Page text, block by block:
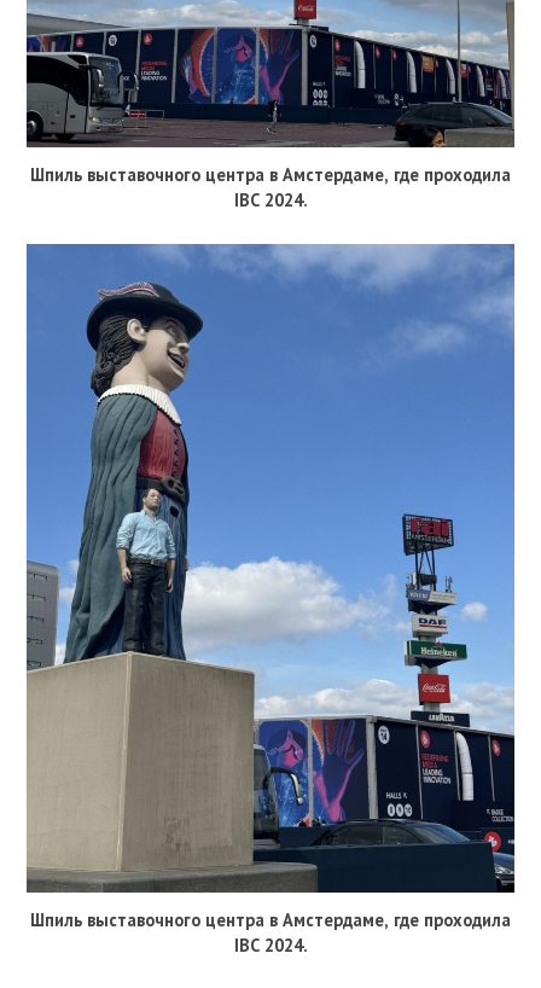
Шпиль выставочного центра в Амстердаме, где проходила
IBC 2024.
Шпиль выставочного центра в Амстердаме, где проходила
IBC 2024.